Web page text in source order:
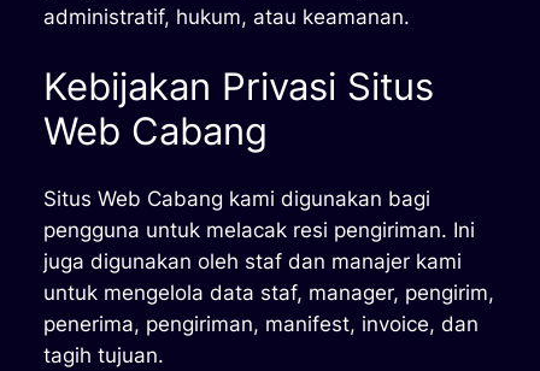
administratif, hukum, atau keamanan.
Kebijakan Privasi Situs
Web Cabang
Situs Web Cabang kami digunakan bagi
pengguna untuk melacak resi pengiriman. Ini
juga digunakan oleh staf dan manajer kami
untuk mengelola data staf, manager, pengirim,
penerima, pengiriman, manifest, invoice, dan
tagih tujuan.